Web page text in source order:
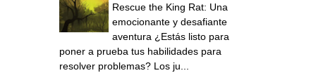
Rescue the King Rat: Una
emocionante y desafiante
aventura ¿Estás listo para
poner a prueba tus habilidades para
resolver problemas? Los ju...